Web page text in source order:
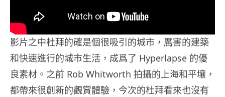
影片之中杜拜的確是個很吸引的城市，厲害的建築
和快速進行的城市生活，成爲了 Hyperlapse 的優
良素材。之前 Rob Whitworth 拍攝的上海和平壤，
都帶來很創新的觀賞體驗，今次的杜拜看來也沒有